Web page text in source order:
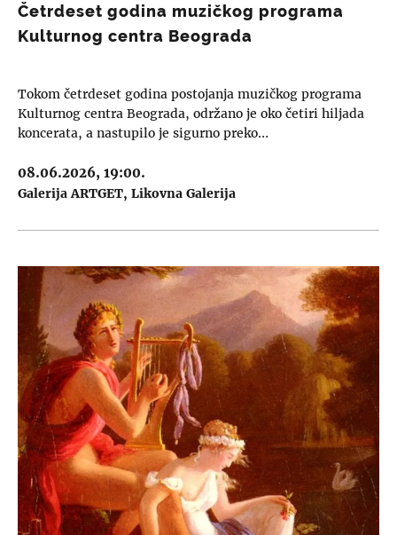
Četrdeset godina muzičkog programa
Kulturnog centra Beograda
Tokom četrdeset godina postojanja muzičkog programa
Kulturnog centra Beograda, održano je oko četiri hiljada
koncerata, a nastupilo je sigurno preko…
08.06.2026, 19:00.
Galerija ARTGET Likovna Galerija